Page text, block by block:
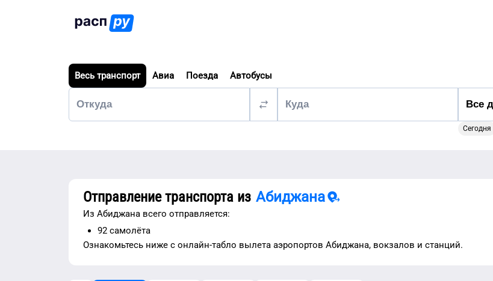
Весь транспорт Авиа Поезда Автобусы
Сегодня
Отправление транспорта из Абиджана
Из Абиджана всего отправляется:
92 самолёта
Ознакомьтесь ниже с онлайн-табло вылета аэропортов Абиджана, вокзалов и станций.